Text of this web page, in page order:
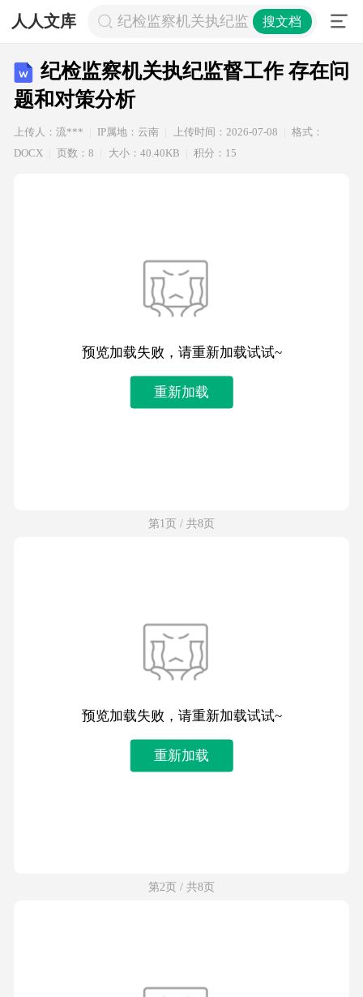
人人文库 纪检监察机关执纪监督工作 存在问题
搜文档
纪检监察机关执纪监督工作 存在问
题和对策分析
上传人：流*** IP属地：云南 上传时间：2026-07-08
格式：
DOCX
页数：8 大小：40.40KB 积分：15
预览加载失败，请重新加载试试~
重新加载
第1页 / 共8页
预览加载失败，请重新加载试试~
重新加载
第2页 / 共8页